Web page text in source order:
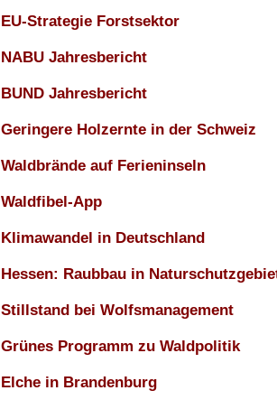
EU-Strategie Forstsektor
NABU Jahresbericht
BUND Jahresbericht
Geringere Holzernte in der Schweiz
Waldbrände auf Ferieninseln
Waldfibel-App
Klimawandel in Deutschland
Hessen: Raubbau in
Stillstand bei Wolfsmanagement
Grünes Programm zu Waldpolitik
Elche in Brandenburg